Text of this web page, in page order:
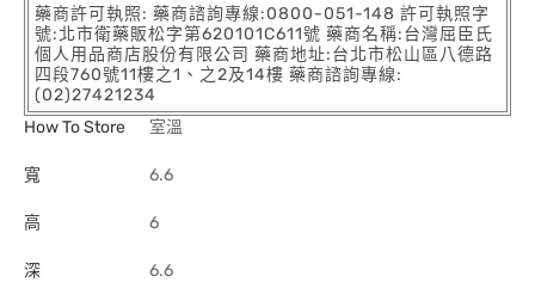
藥商許可執照: 藥商諮詢專線:0800-051-148 許可執照字
號:北市衛藥販松字第620101C611號 藥商名稱:台灣屈臣氏
個人用品商店股份有限公司 藥商地址:台北市松山區八德路
四段760號11樓之1、之2及14樓 藥商諮詢專線:
(02)27421234
How To Store
室溫
寬 6.6
高 6
深 6.6